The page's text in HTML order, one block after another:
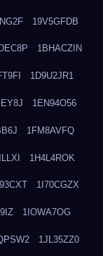
19V5GFDB
1BHACZIN
1D9U2JR1
1EN94O56
1FM8AVFQ
1H4L4ROK
1I70CGZX
1IOWA7OG
1JL35ZZ0